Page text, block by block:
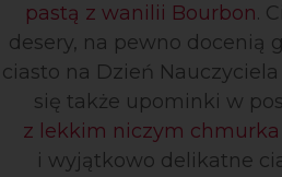
pastą z wanilii Bourbon.
desery, na pewno docenią
ciasto na Dzień
się także upominki w
z lekkim niczym
i wyjątkowo delikatne